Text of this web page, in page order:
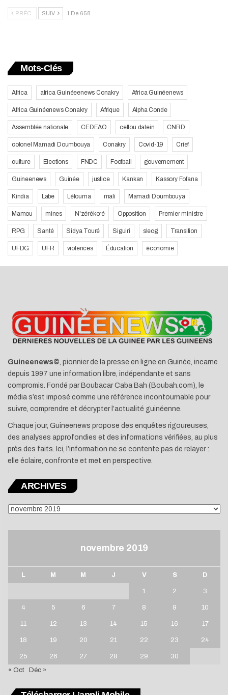
PRÉC. SUIV. 1 De 658
Mots-Clés
Africa africa Guinéeenews Conakry Africa Guinéenews
Africa Guinéenews Conakry Afrique Alpha Conde
Assemblée nationale CEDEAO cellou dalein CNRD
colonel Mamadi Doumbouya Conakry Covid-19 Crief
culture Elections FNDC Football gouvernement
Guineenews Guinée justice Kankan Kassory Fofana
Kindia Labe Lélouma mali Mamadi Doumbouya
Mamou mines N'zérékoré Opposition Premier ministre
RPG Santé Sidya Touré Siguiri slecg Transition
UFDG UFR violences Éducation économie
Guineenews©, pionnier de la presse en ligne en Guinée, incarne
depuis 1997 une information libre, indépendante et sans
compromis. Fondé par Boubacar Caba Bah (Boubah.com), le
média s’est imposé comme une référence incontournable pour
suivre, comprendre et décrypter l’actualité guinéenne.
Chaque jour, Guineenews propose des enquêtes rigoureuses,
des analyses approfondies et des informations vérifiées, au plus
près des faits. Ici, l’information ne se contente pas de relayer :
elle éclaire, confronte et met en perspective.
ARCHIVES
ARCHIVES
novembre 2019
L M M J V S D
1 2 3
4 5 6 7 8 9 10
11 12 13 14 15 16 17
18 19 20 21 22 23 24
25 26 27 28 29
30
« Oct
Déc »